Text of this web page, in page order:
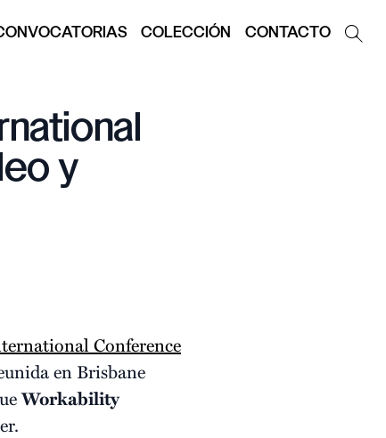
COLECCIÓN CONTACTO
y
Conference
en Brisbane
Workability